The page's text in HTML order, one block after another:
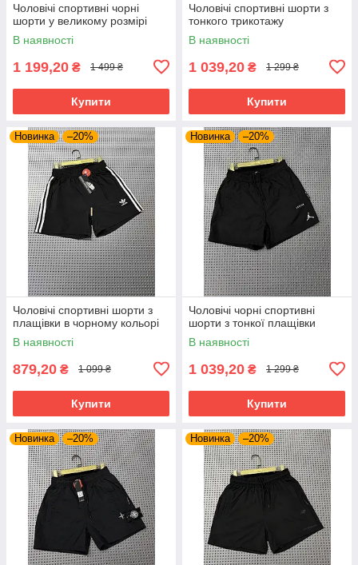
Чоловічі спортивні чорні
шорти у великому розмірі
В наявності
1 199,20 ₴ 1 499 ₴
Купити
Чоловічі спортивні шорти з
тонкого трикотажу
В наявності
1 039,20 ₴ 1 299 ₴
Купити
Новинка –20%
Чоловічі спортивні шорти з
плащівки в чорному кольорі
В наявності
879,20 ₴ 1 099 ₴
Купити
Новинка –20%
Чоловічі чорні спортивні
шорти з тонкої плащівки
В наявності
1 039,20 ₴ 1 299 ₴
Купити
Новинка –20% Новинка –20%